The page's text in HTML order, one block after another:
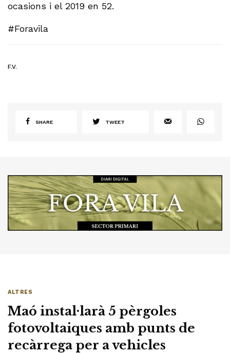
ocasions i el 2019 en 52.
#Foravila
F.V.
SHARE TWEET
ALTRES
Maó instal·larà 5 pèrgoles
fotovoltaiques amb punts de
recàrrega per a vehicles